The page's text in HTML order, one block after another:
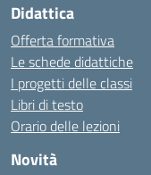
Didattica
Offerta formativa
Le schede didattiche
I progetti delle classi
Libri di testo
Orario delle lezioni
Novità